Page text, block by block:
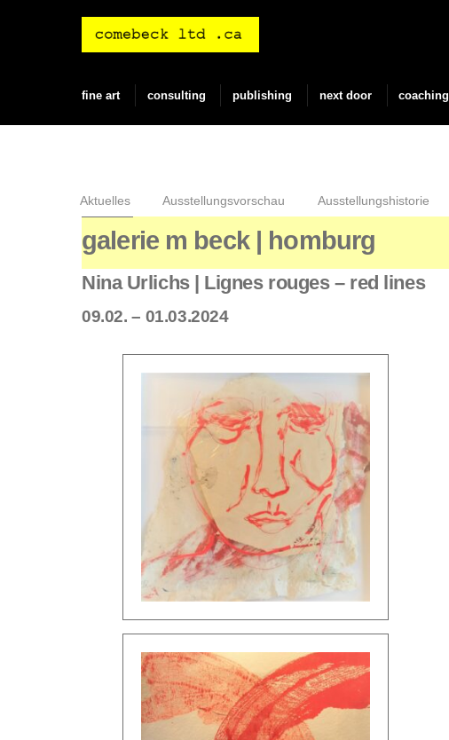
fine art consulting publishing next door coaching
Aktuelles Ausstellungsvorschau Ausstellungshistorie
galerie m beck | homburg
Nina Urlichs | Lignes rouges – red lines
09.02. – 01.03.2024